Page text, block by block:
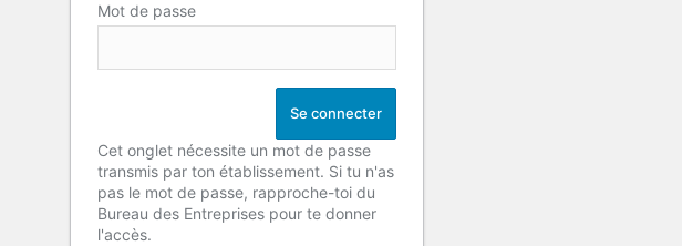
Mot de passe
Cet onglet nécessite un mot de passe
transmis par ton établissement. Si tu n'as
pas le mot de passe, rapproche-toi du
Bureau des Entreprises pour te donner
l'accès.